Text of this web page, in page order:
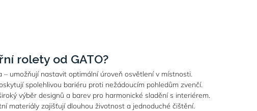
rolety od GATO?
– umožňují nastavit optimální úroveň osvětlení v místnosti.​
spolehlivou bariéru proti nežádoucím pohledům zvenčí.​
výběr designů a barev pro harmonické sladění s interiérem.​
materiály zajišťují dlouhou životnost a jednoduché čištění.​